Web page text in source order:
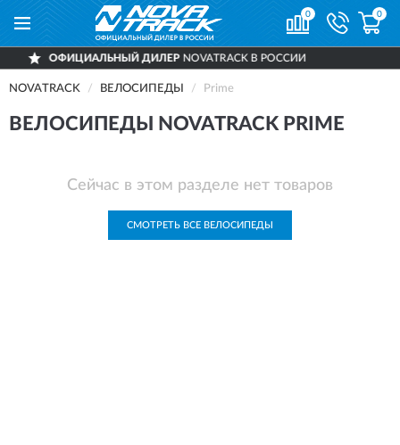
0 0
ОФИЦИАЛЬНЫЙ ДИЛЕР NOVATRACK В РОССИИ
NOVATRACK ВЕЛОСИПЕДЫ Prime
ВЕЛОСИПЕДЫ NOVATRACK PRIME
Сейчас в этом разделе нет товаров
СМОТРЕТЬ ВСЕ ВЕЛОСИПЕДЫ